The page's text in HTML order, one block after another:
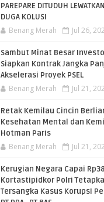
PAREPARE DITUDUH
DUGA KOLUSI
Benang Merah Jul 26,
Sambut Minat Besar
Siapkan Kontrak Jangka
Akselerasi Proyek PSEL
Benang Merah Jul 21,
Retak Kemilau Cincin
Kesehatan Mental dan
Hotman Paris
Benang Merah Jul 21,
Kerugian Negara Capai
Kortastipidkor Polri
Tersangka Kasus Korupsi